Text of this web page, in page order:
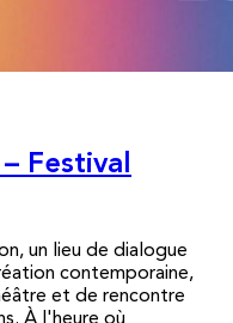
Festival
un lieu de dialogue
contemporaine,
et de rencontre